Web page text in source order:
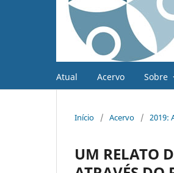
Atual Acervo Sobre
Início / Acervo / 2019:
UM RELATO